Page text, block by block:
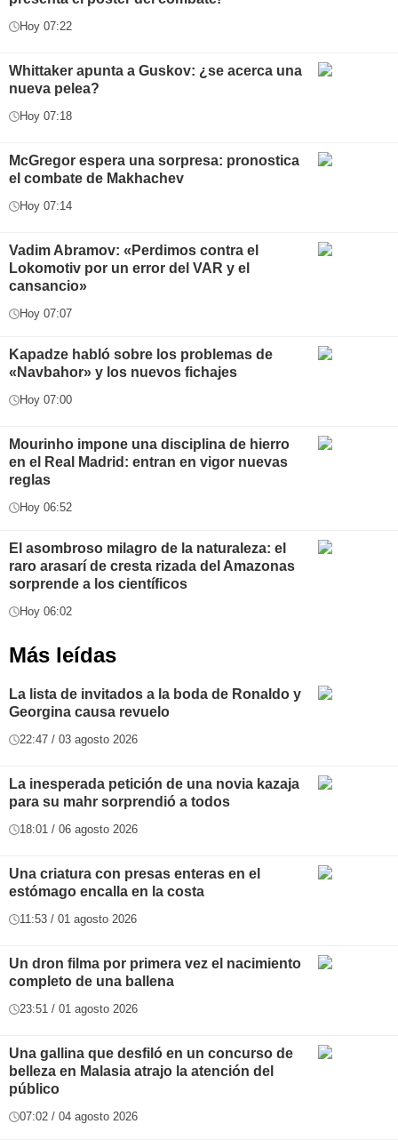
Hoy 07:22
Whittaker apunta a Guskov: ¿se acerca una
nueva pelea?
Hoy 07:18
McGregor espera una sorpresa: pronostica
el combate de Makhachev
Hoy 07:14
Vadim Abramov: «Perdimos contra el
Lokomotiv por un error del VAR y el
cansancio»
Hoy 07:07
Kapadze habló sobre los problemas de
«Navbahor» y los nuevos fichajes
Hoy 07:00
Mourinho impone una disciplina de hierro
en el Real Madrid: entran en vigor nuevas
reglas
Hoy 06:52
El asombroso milagro de la naturaleza: el
raro arasarí de cresta rizada del Amazonas
sorprende a los científicos
Hoy 06:02
Más leídas
La lista de invitados a la boda de Ronaldo y
Georgina causa revuelo
22:47 / 03 agosto 2026
La inesperada petición de una novia kazaja
para su mahr sorprendió a todos
18:01 / 06 agosto 2026
Una criatura con presas enteras en el
estómago encalla en la costa
11:53 / 01 agosto 2026
Un dron filma por primera vez el nacimiento
completo de una ballena
23:51 / 01 agosto 2026
Una gallina que desfiló en un concurso de
belleza en Malasia atrajo la atención del
público
07:02 / 04 agosto 2026